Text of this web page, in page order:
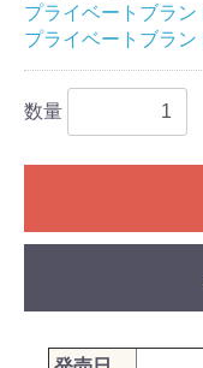
プライベートブラン
プライベートブラン
数量